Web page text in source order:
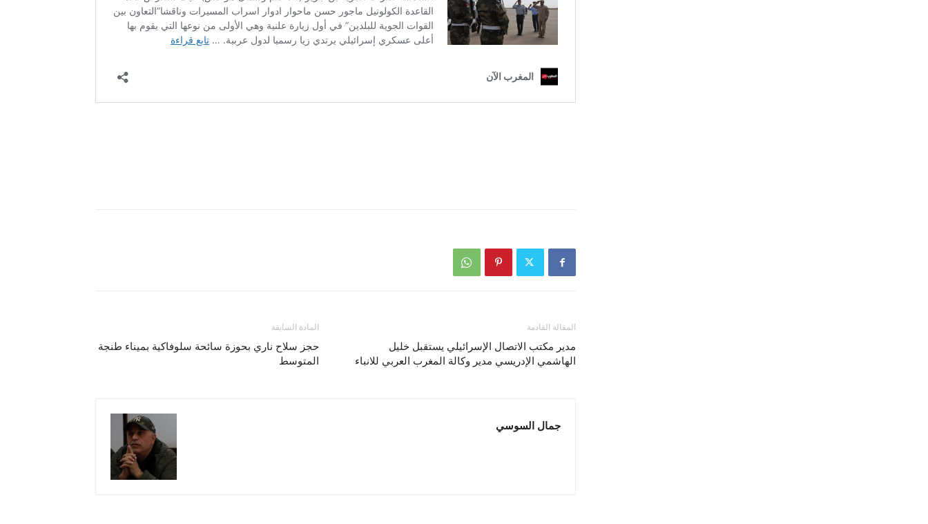
المادة السابقة
حجز سلاح ناري بحوزة سائحة سلوفاكية بميناء طنجة
المتوسط
المقالة القادمة
مدير مكتب الاتصال الإسرائيلي يستقبل خليل
الهاشمي الإدريسي مدير وكالة المغرب العربي للانباء
جمال السوسي